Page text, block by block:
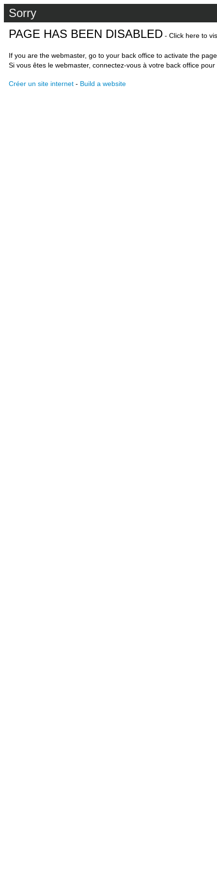
Sorry
PAGE HAS BEEN DISABLED - Click here to
If you are the webmaster, go to your back office to activate the
Si vous êtes le webmaster, connectez-vous à votre back office
Créer un site internet - Build a website